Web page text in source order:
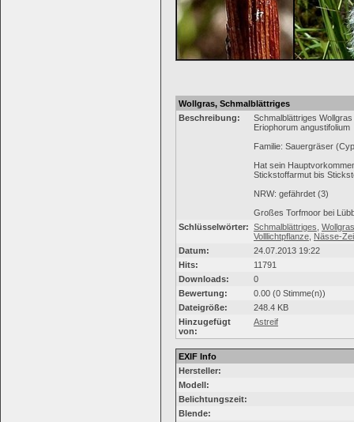
Wollgras, Schmalblättriges
Beschreibung:
Schmalblättriges Wollgras
Eriophorum angustifolium
Familie: Sauergräser
Hat sein
Stickstoffarmut bis
NRW: gefährdet (3)
Großes Torfmoor bei
Schlüsselwörter: Schmalblättriges Wollgras
Volllichtpflanze Nässe-
Datum:
24.07.2013 19:22
Hits:
11791
Downloads:
0
Bewertung:
0.00 (0 Stimme(n))
Dateigröße:
248.4 KB
Hinzugefügt
von:
Astreif
EXIF Info
Hersteller:
Modell:
Belichtungszeit:
Blende: